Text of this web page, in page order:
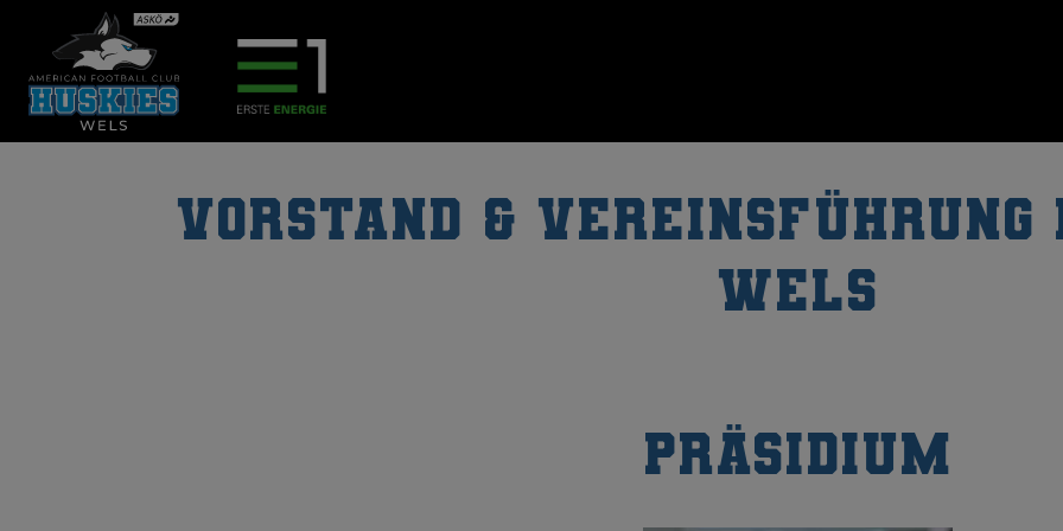
Vorstand & Vereinsführung
Wels
Präsidium